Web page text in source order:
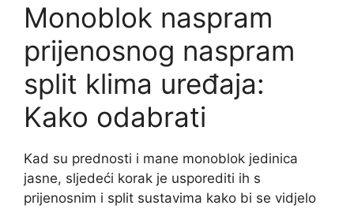
Monoblok naspram
prijenosnog naspram
split klima uređaja:
Kako odabrati
Kad su prednosti i mane monoblok jedinica
jasne, sljedeći korak je usporediti ih s
prijenosnim i split sustavima kako bi se vidjelo